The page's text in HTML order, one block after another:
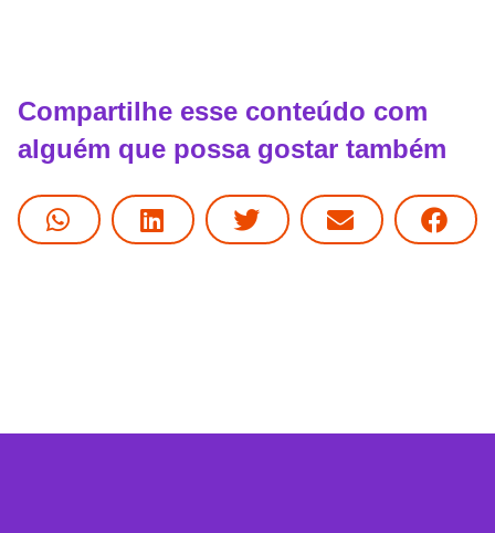
Compartilhe esse conteúdo com
alguém que possa gostar também